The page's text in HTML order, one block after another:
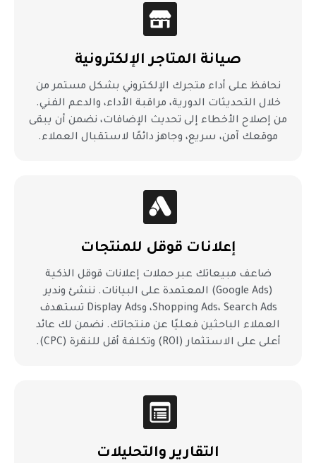
صيانة المتاجر الإلكترونية
نحافظ على أداء متجرك الإلكتروني بشكل مستمر من
خلال التحديثات الدورية، مراقبة الأداء، والدعم الفني.
من إصلاح الأخطاء إلى تحديث الإضافات، نضمن أن يبقى
موقعك آمن، سريع، وجاهز دائمًا لاستقبال العملاء.
إعلانات قوقل للمنتجات
ضاعف مبيعاتك عبر حملات إعلانات قوقل الذكية
(Google Ads) المعتمدة على البيانات. ننشئ وندير
Shopping Ads، Search Ads، وDisplay Ads تستهدف
العملاء الباحثين فعليًا عن منتجاتك. نضمن لك عائد
أعلى على الاستثمار (ROI) وتكلفة أقل للنقرة (CPC).
التقارير والتحليلات